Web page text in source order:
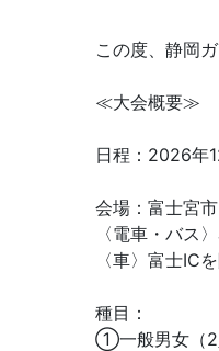
この度、静岡
≪大会概要≫
日程：2026年
会場：富士宮
〈電車・バス
〈車〉富士IC
種目：
①一般男女（2